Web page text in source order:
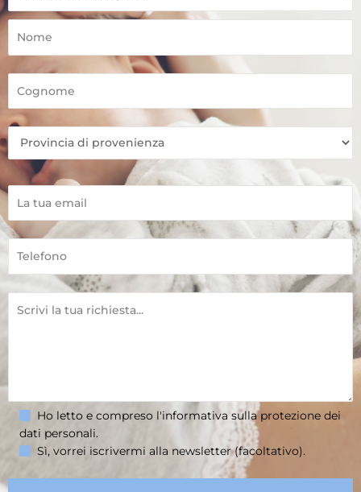
Ho letto e compreso l'informativa sullaprotezione dei
dati personali.
Sì, vorrei iscrivermi alla newsletter (facoltativo).